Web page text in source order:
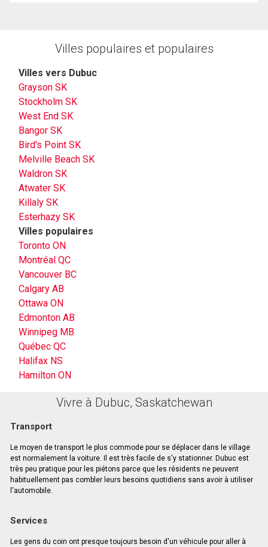
Villes populaires et populaires
Villes vers Dubuc
Grayson SK
Stockholm SK
West End SK
Bangor SK
Bird's Point SK
Melville Beach SK
Waldron SK
Atwater SK
Killaly SK
Esterhazy SK
Villes populaires
Toronto ON
Montréal QC
Vancouver BC
Calgary AB
Ottawa ON
Edmonton AB
Winnipeg MB
Québec QC
Halifax NS
Hamilton ON
Vivre à Dubuc, Saskatchewan
Transport
Le moyen de transport le plus commode pour se déplacer dans le village
est normalement la voiture. Il est très facile de s'y stationner. Dubuc est
très peu pratique pour les piétons parce que les résidents ne peuvent
habituellement pas combler leurs besoins quotidiens sans avoir à utiliser
l'automobile.
Services
Les gens du coin ont presque toujours besoin d'un véhicule pour aller à